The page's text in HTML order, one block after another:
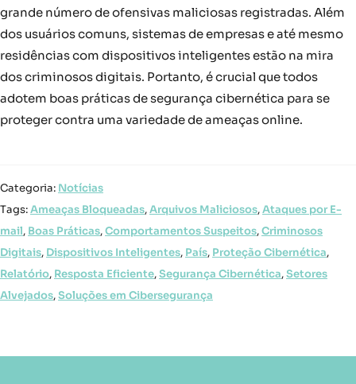
grande número de ofensivas maliciosas registradas. Além
dos usuários comuns, sistemas de empresas e até mesmo
residências com dispositivos inteligentes estão na mira
dos criminosos digitais. Portanto, é crucial que todos
adotem boas práticas de segurança cibernética para se
proteger contra uma variedade de ameaças online.
Categoria: Notícias
Tags:Ameaças Bloqueadas,Arquivos Maliciosos,Ataques por E-
mail, Boas Práticas,Comportamentos Suspeitos,Criminosos
Digitais, Dispositivos Inteligentes, País, Proteção Cibernética,
Relatório, Resposta Eficiente,Segurança Cibernética,Setores
Alvejados,Soluções em Cibersegurança